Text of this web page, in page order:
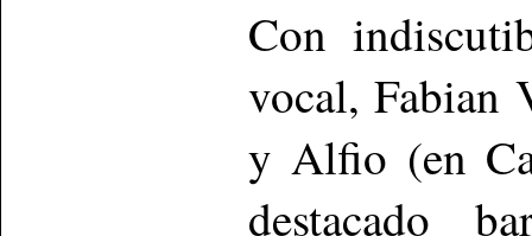
Con
vocal, Fabian
y Alfio (en
destacado